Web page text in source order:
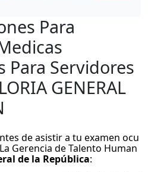
Para
Para Servidores
GENERAL
de asistir a tu examen ocu
Gerencia de Talento Human
de la República: